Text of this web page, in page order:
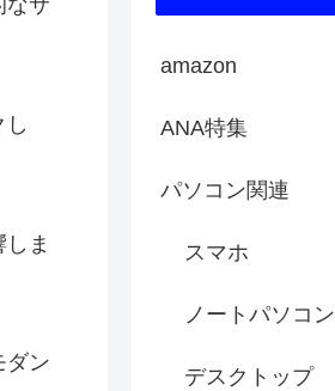
なサ
ま
ダン
amazon
ANA特集
パソコン関連
スマホ
ノートパソコン
デスクトップ